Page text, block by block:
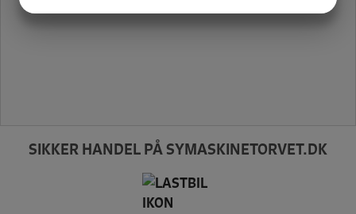
SIKKER HANDEL PÅ SYMASKINETORVET.DK